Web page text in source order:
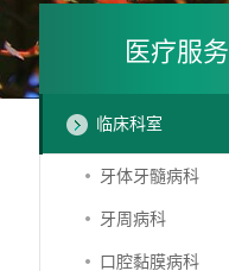
医疗服务
临床科室
牙体牙髓病科
牙周病科
口腔黏膜病科